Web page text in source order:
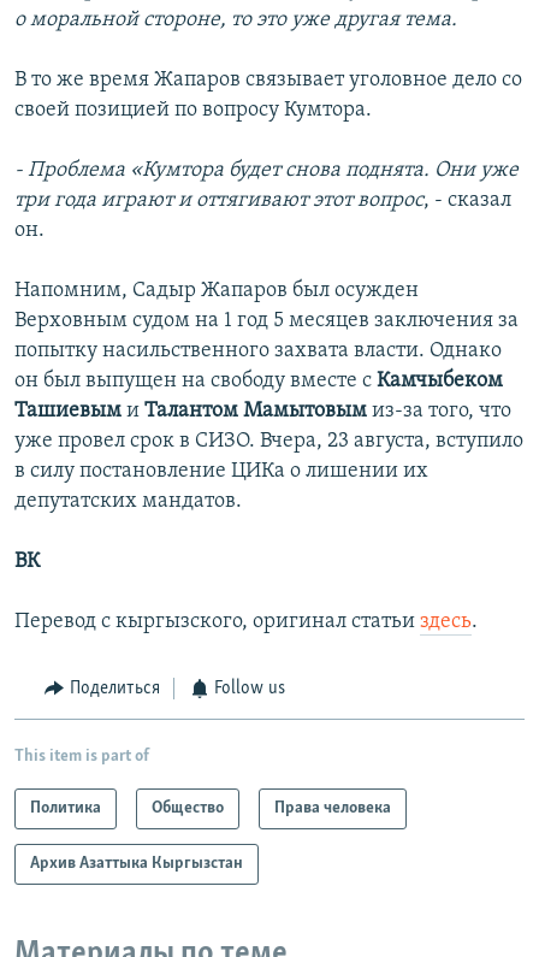
о моральной стороне, то это уже другая тема.
В то же время Жапаров связывает уголовное дело со
своей позицией по вопросу Кумтора.
- Проблема «Кумтора будет снова поднята. Они уже
три года играют и оттягивают этот вопрос, - сказал
он.
Напомним, Садыр Жапаров был осужден
Верховным судом на 1 год 5 месяцев заключения за
попытку насильственного захвата власти. Однако
он был выпущен на свободу вместе с Камчыбеком
Ташиевым и Талантом Мамытовым из-за того, что
уже провел срок в СИЗО. Вчера, 23 августа, вступило
в силу постановление ЦИКа о лишении их
депутатских мандатов.
ВК
Перевод с кыргызского, оригинал статьи здесь.
Поделиться Follow us
This item is part of
Политика Общество Права человека
Архив Азаттыка Кыргызстан